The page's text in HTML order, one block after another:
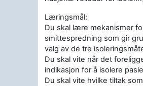
Læringsmål:
Du skal lære mekanismer
smittespredning som gir
valg av de tre
Du skal vite når det
indikasjon for å isolere
Du skal vite hvilke tiltak